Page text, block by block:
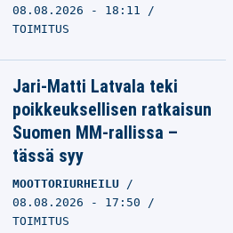
08.08.2026 - 18:11
TOIMITUS
Jari-Matti Latvala teki
poikkeuksellisen ratkaisun
Suomen MM-rallissa –
tässä syy
MOOTTORIURHEILU
08.08.2026 - 17:50
TOIMITUS